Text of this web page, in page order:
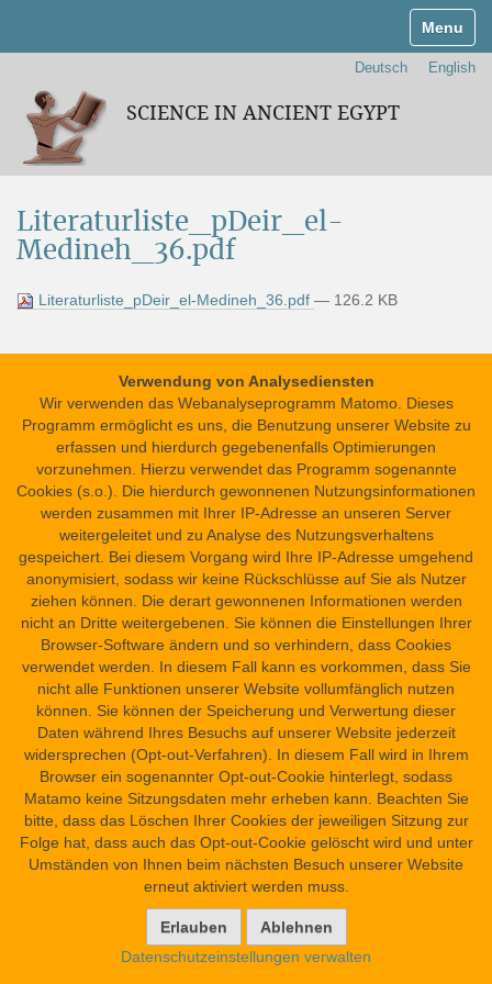
Deutsch English
SCIENCE IN ANCIENT EGYPT
Literaturliste_pDeir_el-
Medineh_36.pdf
Literaturliste_pDeir_el-Medineh_36.pdf — 126.2 KB
Verwendung von Analysediensten
Wir verwenden das Webanalyseprogramm Matomo. Dieses
Programm ermöglicht es uns, die Benutzung unserer Website zu
erfassen und hierdurch gegebenenfalls Optimierungen
vorzunehmen. Hierzu verwendet das Programm sogenannte
Cookies (s.o.). Die hierdurch gewonnenen Nutzungsinformationen
werden zusammen mit Ihrer IP-Adresse an unseren Server
weitergeleitet und zu Analyse des Nutzungsverhaltens
gespeichert. Bei diesem Vorgang wird Ihre IP-Adresse umgehend
anonymisiert, sodass wir keine Rückschlüsse auf Sie als Nutzer
ziehen können. Die derart gewonnenen Informationen werden
nicht an Dritte weitergebenen. Sie können die Einstellungen Ihrer
Browser-Software ändern und so verhindern, dass Cookies
verwendet werden. In diesem Fall kann es vorkommen, dass Sie
nicht alle Funktionen unserer Website vollumfänglich nutzen
können. Sie können der Speicherung und Verwertung dieser
Daten während Ihres Besuchs auf unserer Website jederzeit
widersprechen (Opt-out-Verfahren). In diesem Fall wird in Ihrem
Browser ein sogenannter Opt-out-Cookie hinterlegt, sodass
Matamo keine Sitzungsdaten mehr erheben kann. Beachten Sie
bitte, dass das Löschen Ihrer Cookies der jeweiligen Sitzung zur
Folge hat, dass auch das Opt-out-Cookie gelöscht wird und unter
Umständen von Ihnen beim nächsten Besuch unserer Website
erneut aktiviert werden muss.
Datenschutzeinstellungen verwalten
Impressum
Datenschutzerklärung
Übersicht
Barrierefreiheit
Kontakt